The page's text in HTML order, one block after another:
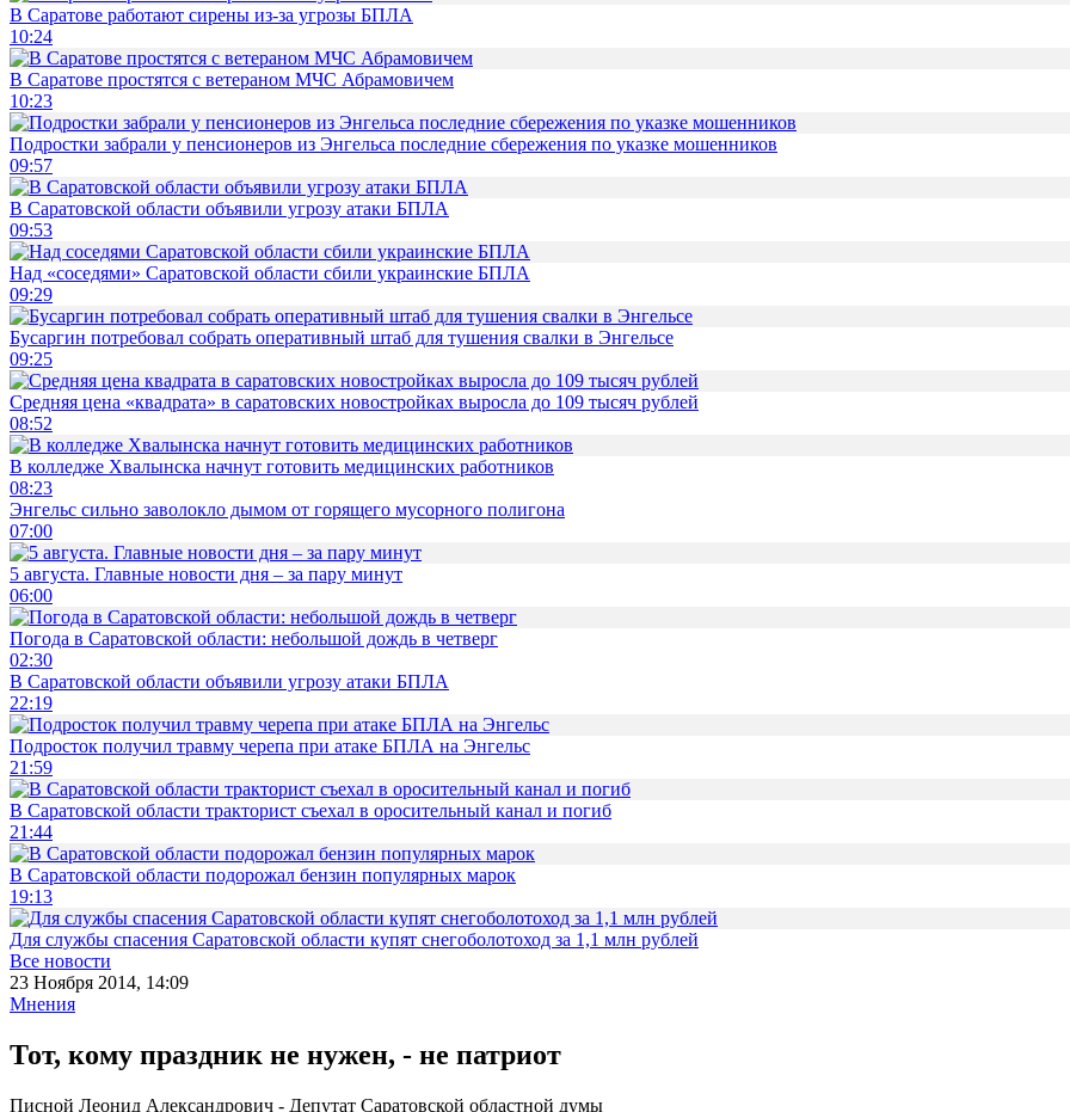
В Саратове работают сирены из-за угрозы БПЛА
10:24
В Саратове простятся с ветераном МЧС Абрамовичем
10:23
Подростки забрали у пенсионеров из Энгельса последние сбережения по указке мошенников
09:57
В Саратовской области объявили угрозу атаки БПЛА
09:53
Над «соседями» Саратовской области сбили украинские БПЛА
09:29
Бусаргин потребовал собрать оперативный штаб для тушения свалки в Энгельсе
09:25
Средняя цена «квадрата» в саратовских новостройках выросла до 109 тысяч рублей
08:52
В колледже Хвалынска начнут готовить медицинских работников
08:23
Энгельс сильно заволокло дымом от горящего мусорного полигона
07:00
5 августа. Главные новости дня – за пару минут
06:00
Погода в Саратовской области: небольшой дождь в четверг
02:30
В Саратовской области объявили угрозу атаки БПЛА
22:19
Подросток получил травму черепа при атаке БПЛА на Энгельс
21:59
В Саратовской области тракторист съехал в оросительный канал и погиб
21:44
В Саратовской области подорожал бензин популярных марок
19:13
Для службы спасения Саратовской области купят снегоболотоход за 1,1 млн рублей
Все новости
23 Ноября 2014, 14:09
Мнения
Тот, кому праздник не нужен, - не патриот
Писной Леонид Александрович - Депутат Саратовской областной думы